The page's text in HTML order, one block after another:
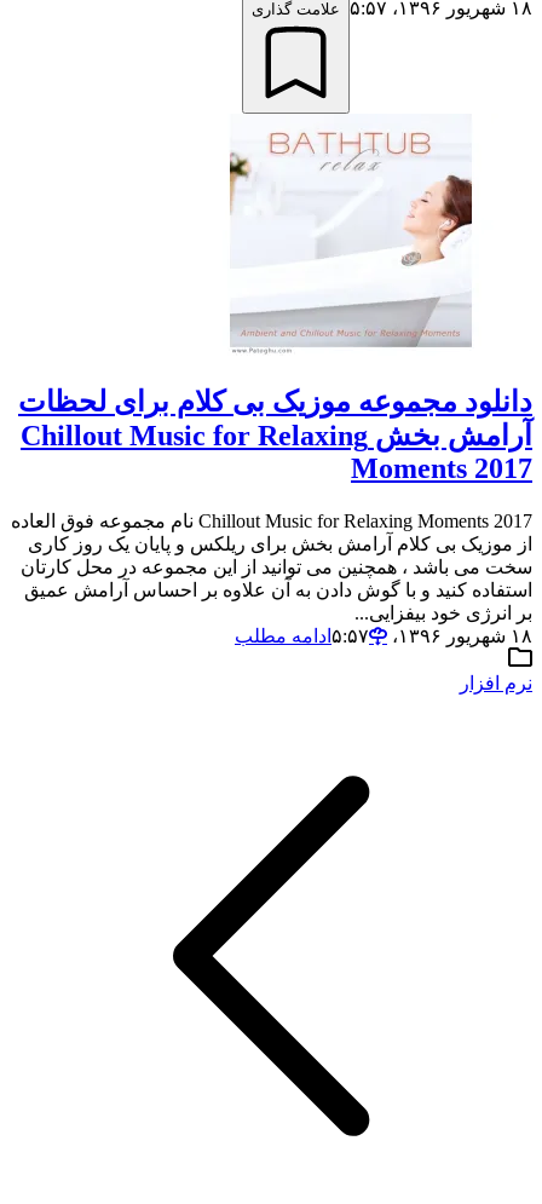
۱۸ شهریور ۱۳۹۶،‏ ۵:۵۷ علامت گذاری
دانلود مجموعه موزیک بی کلام برای لحظات
آرامش بخش Chillout Music for Relaxing
Moments 2017
Chillout Music for Relaxing Moments 2017 نام مجموعه فوق العاده
از موزیک بی کلام آرامش بخش برای ریلکس و پایان یک روز کاری
سخت می باشد ، همچنین می توانید از این مجموعه در محل کارتان
استفاده کنید و با گوش دادن به آن علاوه بر احساس آرامش عمیق
بر انرژی خود بیفزایی...
۱۸ شهریور ۱۳۹۶،‏ ۵:۵۷
ادامه مطلب
نرم افزار